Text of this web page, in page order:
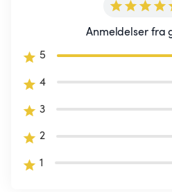
Anmeldelser fra
5
4
3
2
1